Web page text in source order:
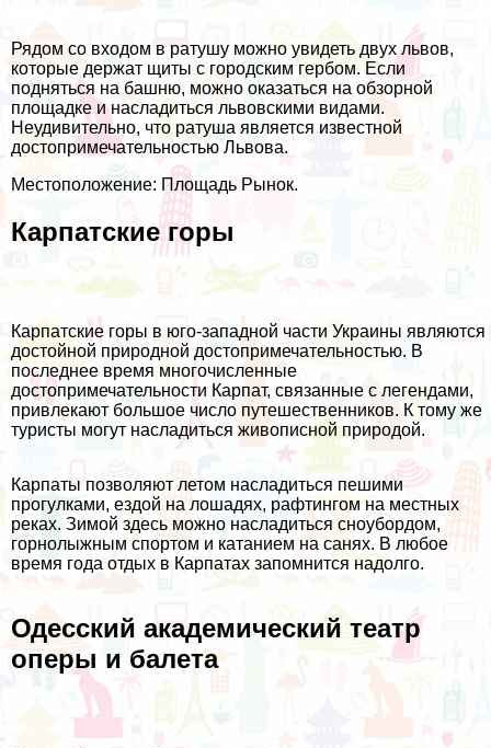
Рядом со входом в ратушу можно увидеть двух львов,
которые держат щиты с городским гербом. Если
подняться на башню, можно оказаться на обзорной
площадке и насладиться львовскими видами.
Неудивительно, что ратуша является известной
достопримечательностью Львова.
Местоположение: Площадь Рынок.
Карпатские горы
Карпатские горы в юго-западной части Украины являются
достойной природной достопримечательностью. В
последнее время многочисленные
достопримечательности Карпат, связанные с легендами,
привлекают большое число путешественников. К тому же
туристы могут насладиться живописной природой.
Карпаты позволяют летом насладиться пешими
прогулками, ездой на лошадях, рафтингом на местных
реках. Зимой здесь можно насладиться сноубордом,
горнолыжным спортом и катанием на санях. В любое
время года отдых в Карпатах запомнится надолго.
Одесский академический театр
оперы и балета